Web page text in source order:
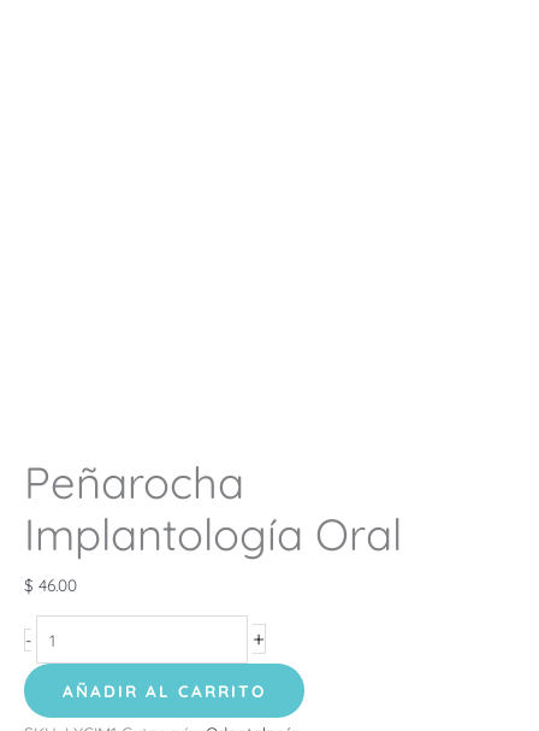
Peñarocha
Implantología Oral
$ 46.00
- +
AÑADIR AL CARRITO